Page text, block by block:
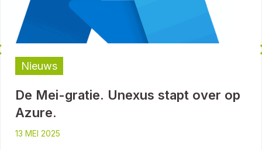
Nieuws
De Mei-gratie. Unexus stapt over op
Azure.
13 MEI 2025